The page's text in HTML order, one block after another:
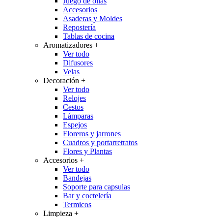
Accesorios
Asaderas y Moldes
Repostería
Tablas de cocina
Aromatizadores +
Ver todo
Difusores
Velas
Decoración +
Ver todo
Relojes
Cestos
Lámparas
Espejos
Floreros y jarrones
Cuadros y portarretratos
Flores y Plantas
Accesorios +
Ver todo
Bandejas
Soporte para capsulas
Bar y coctelería
Termicos
Limpieza +